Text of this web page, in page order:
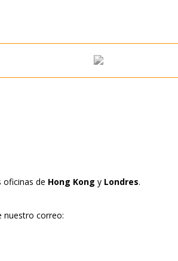
oficinas de Hong Kong y Londres.
nuestro correo: